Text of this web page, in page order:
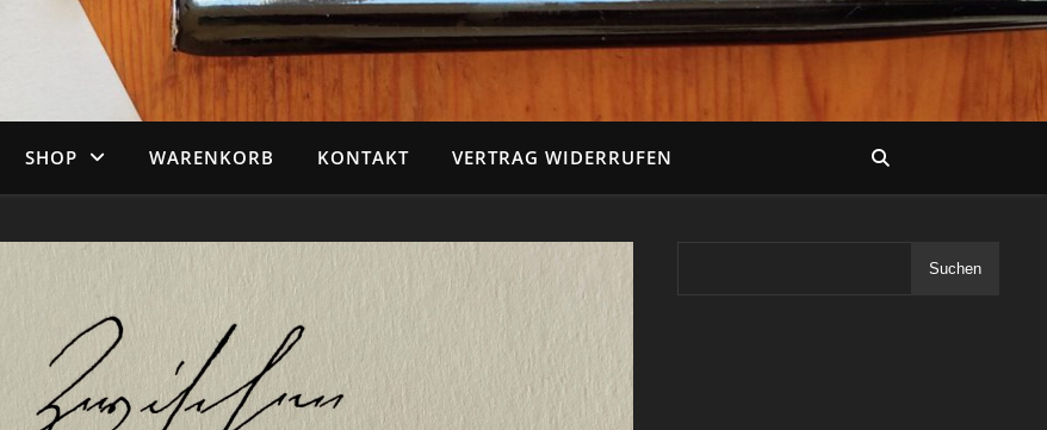
SHOP WARENKORB KONTAKT VERTRAG WIDERRUFEN
Suchen